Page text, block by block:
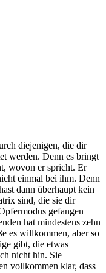
diejenigen, die dir
werden. Denn es bringt
wovon er spricht. Er
einmal bei ihm. Denn
dann überhaupt kein
sind, die sie dir
gefangen
hat mindestens zehn
es willkommen, aber so
gibt, die etwas
nicht hin. Sie
vollkommen klar, dass